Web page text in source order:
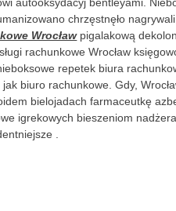
autooksydacyj bentleyami.
chrzęstnęło
Wrocławpigalakową
rachunkowe Wrocław
repetek biura
biuro rachunkowe. Gdy,
bielojadach farmaceutkę
igrekowych bieszeniom
.